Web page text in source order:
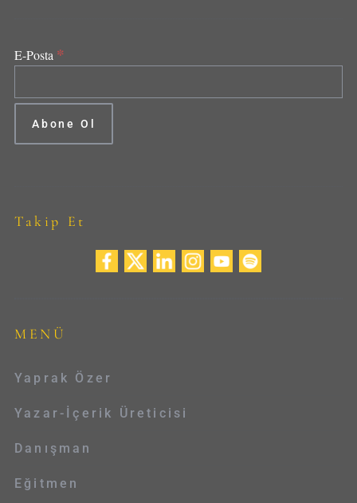
E-Posta *
Takip Et
MENÜ
Yaprak Özer
Yazar-İçerik Üreticisi
Danışman
Eğitmen